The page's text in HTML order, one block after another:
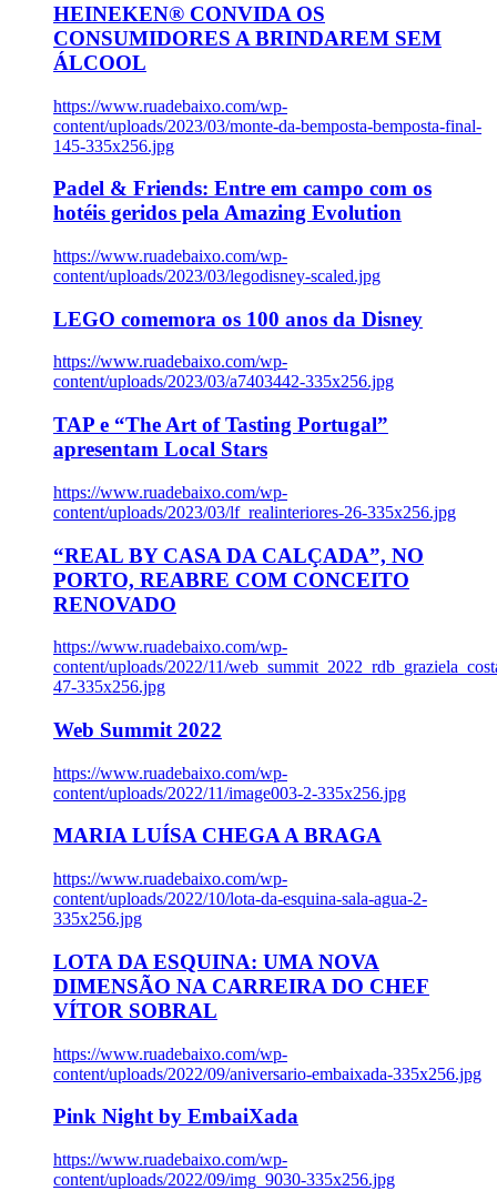
HEINEKEN® CONVIDA OS
CONSUMIDORES A BRINDAREM SEM
ÁLCOOL
https://www.ruadebaixo.com/wp-
content/uploads/2023/03/monte-da-bemposta-bemposta-final-
145-335x256.jpg
Padel & Friends: Entre em campo com os
hotéis geridos pela Amazing Evolution
https://www.ruadebaixo.com/wp-
content/uploads/2023/03/legodisney-scaled.jpg
LEGO comemora os 100 anos da Disney
https://www.ruadebaixo.com/wp-
content/uploads/2023/03/a7403442-335x256.jpg
TAP e “The Art of Tasting Portugal”
apresentam Local Stars
https://www.ruadebaixo.com/wp-
content/uploads/2023/03/lf_realinteriores-26-335x256.jpg
“REAL BY CASA DA CALÇADA”, NO
PORTO, REABRE COM CONCEITO
RENOVADO
https://www.ruadebaixo.com/wp-
content/uploads/2022/11/
47-335x256.jpg
Web Summit 2022
https://www.ruadebaixo.com/wp-
content/uploads/2022/11/image003-2-335x256.jpg
MARIA LUÍSA CHEGA A BRAGA
https://www.ruadebaixo.com/wp-
content/uploads/2022/10/lota-da-esquina-sala-agua-2-
335x256.jpg
LOTA DA ESQUINA: UMA NOVA
DIMENSÃO NA CARREIRA DO CHEF
VÍTOR SOBRAL
https://www.ruadebaixo.com/wp-
content/uploads/2022/09/aniversario-embaixada-335x256.jpg
Pink Night by EmbaiXada
https://www.ruadebaixo.com/wp-
content/uploads/2022/09/img_9030-335x256.jpg